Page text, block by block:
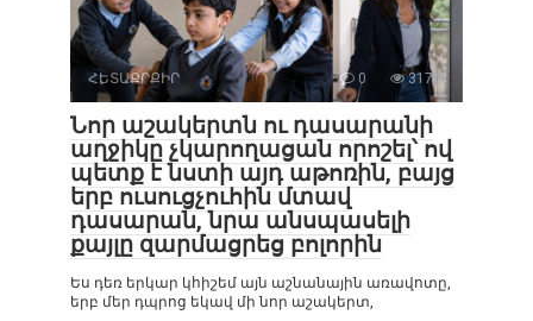
ՀԵՏԱՔՐՔԻՐ 0 317
Նոր աշակերտն ու դասարանի
աղջիկը չկարողացան որոշել՝ ով
պետք է նստի այդ աթոռին, բայց
երբ ուսուցչուհին մտավ
դասարան, նրա անսպասելի
քայլը զարմացրեց բոլորին
Ես դեռ երկար կհիշեմ այն աշնանային առավոտը,
երբ մեր դպրոց եկավ մի նոր աշակերտ,